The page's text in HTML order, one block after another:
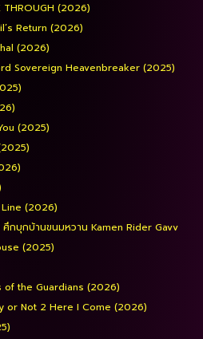
(2026)
Return (2026)
(2026)
Sovereign Heavenbreaker (2025)
(2025)
(2026)
ศึกบุกบ้านขนมหวาน Kamen Rider Gavv
(2025)
the Guardians (2026)
or Not 2 Here I Come (2026)